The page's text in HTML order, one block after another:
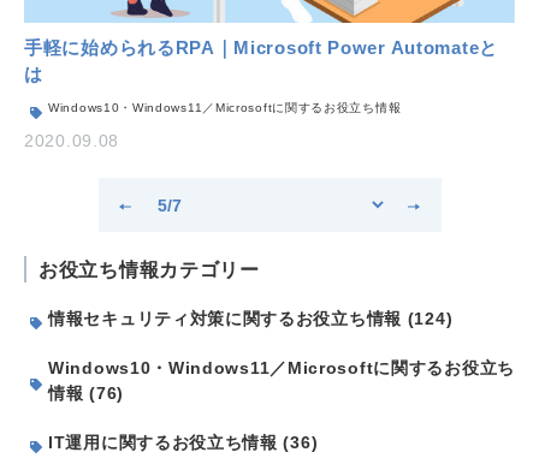
手軽に始められるRPA｜Microsoft Power Automateと
は
Windows10・Windows11／Microsoftに関するお役立ち情報
2020.09.08
お役立ち情報カテゴリー
情報セキュリティ対策に関するお役立ち情報 (124)
Windows10・Windows11／Microsoftに関するお役立ち
情報 (76)
IT運用に関するお役立ち情報 (36)